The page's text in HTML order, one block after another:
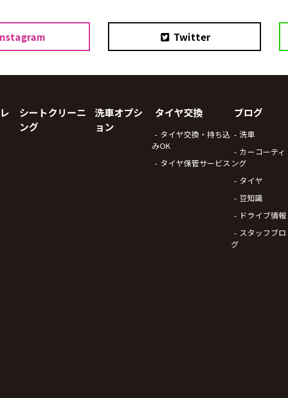
Twitter
シートクリーニ
ング
洗車オプシ
ョン
タイヤ交換
タイヤ交換・持ち込
みOK
タイヤ保管サービス
ブログ
洗車
カーコーティ
ング
タイヤ
豆知識
ドライブ情報
スタッフブロ
グ